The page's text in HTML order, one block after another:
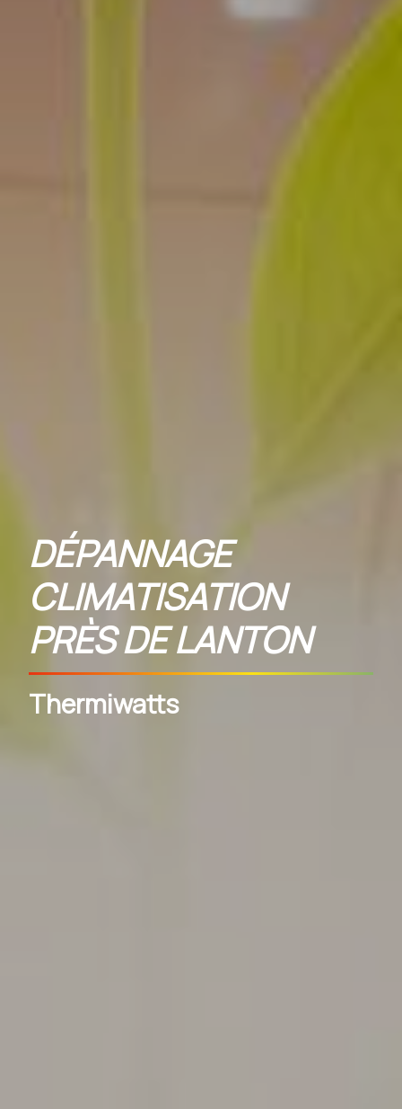
DÉPANNAGE
CLIMATISATION
PRÈS DE LANTON
Thermiwatts